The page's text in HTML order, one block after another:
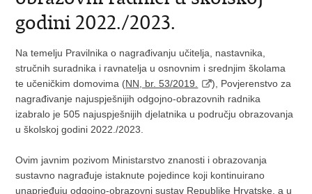
godini 2022./2023.
Na temelju Pravilnika o nagrađivanju učitelja, nastavnika,
stručnih suradnika i ravnatelja u osnovnim i srednjim školama
te učeničkim domovima (NN, br. 53/2019.
), Povjerenstvo za
nagrađivanje najuspješnijih odgojno-obrazovnih radnika
izabralo je 505 najuspješnijih djelatnika u području obrazovanja
u školskoj godini 2022./2023.
Ovim javnim pozivom Ministarstvo znanosti i obrazovanja
sustavno nagrađuje istaknute pojedince koji kontinuirano
unaprjeđuju odgojno-obrazovni sustav Republike Hrvatske, a u